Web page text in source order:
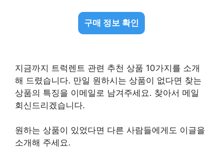
구매 정보 확인
지금까지 트럭렌트 관련 추천 상품 10가지를 소개
해 드렸습니다. 만일 원하시는 상품이 없다면 찾는
상품의 특징을 이메일로 남겨주세요. 찾아서 메일
회신드리겠습니다.
원하는 상품이 있었다면 다른 사람들에게도 이글을
소개해 주세요.